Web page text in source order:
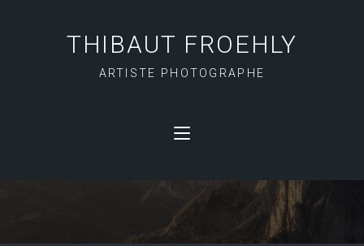
THIBAUT FROEHLY
ARTISTE PHOTOGRAPHE
ART